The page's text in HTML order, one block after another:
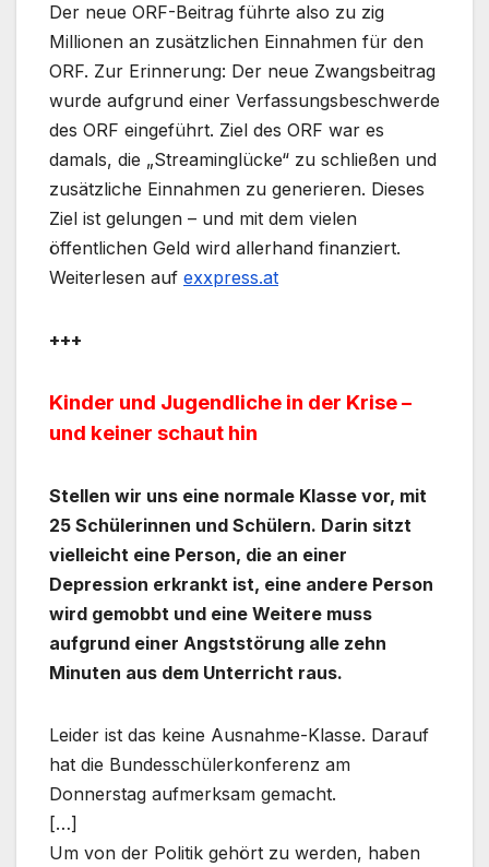
Der neue ORF-Beitrag führte also zu zig
Millionen an zusätzlichen Einnahmen für den
ORF. Zur Erinnerung: Der neue Zwangsbeitrag
wurde aufgrund einer Verfassungsbeschwerde
des ORF eingeführt. Ziel des ORF war es
damals, die „Streaminglücke“ zu schließen und
zusätzliche Einnahmen zu generieren. Dieses
Ziel ist gelungen – und mit dem vielen
öffentlichen Geld wird allerhand finanziert.
Weiterlesen auf exxpress.at
+++
Kinder und Jugendliche in der Krise –
und keiner schaut hin
Stellen wir uns eine normale Klasse vor, mit
25 Schülerinnen und Schülern. Darin sitzt
vielleicht eine Person, die an einer
Depression erkrankt ist, eine andere Person
wird gemobbt und eine Weitere muss
aufgrund einer Angststörung alle zehn
Minuten aus dem Unterricht raus.
Leider ist das keine Ausnahme-Klasse. Darauf
hat die Bundesschülerkonferenz am
Donnerstag aufmerksam gemacht.
[…]
Um von der Politik gehört zu werden, haben